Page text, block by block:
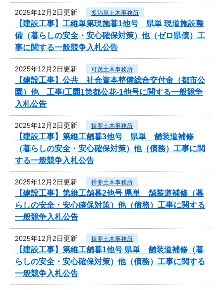
2025年12月2日更新 多治見土木事務所
【建設工事】工維単第現施暮1他号 県単 現道施設整
備（暮らしの安全・安心確保対策）他（ゼロ県債）工
事に関する一般競争入札公告
2025年12月2日更新 可茂土木事務所
【建設工事】公共 社会資本整備総合交付金（都市公
園）他 工事/工園1第都公花-1他号に関する一般競争
入札公告
2025年12月2日更新 揖斐土木事務所
【建設工事】第維工舗暮3他号 県単 舗装道補修
（暮らしの安全・安心確保対策）他（債務）工事に関
する一般競争入札公告
2025年12月2日更新 揖斐土木事務所
【建設工事】第維工舗暮2他号 県単 舗装道補修（暮
らしの安全・安心確保対策）他（債務）工事に関する
一般競争入札公告
2025年12月2日更新 揖斐土木事務所
【建設工事】第維工舗暮1他号 県単 舗装道補修（暮
らしの安全・安心確保対策）他（債務）工事に関する
一般競争入札公告